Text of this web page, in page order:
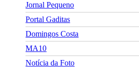
Jornal Pequeno
Portal Gaditas
Domingos Costa
MA10
Notícia da Foto